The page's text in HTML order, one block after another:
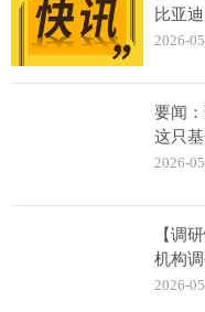
比亚
金额位
2026-
要闻
这只
2026-
【调
机构
2026-